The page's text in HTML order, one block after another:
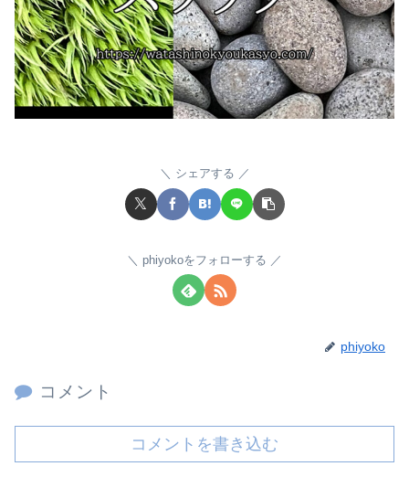
シェアする
phiyokoをフォローする
phiyoko
コメント
コメントを書き込む